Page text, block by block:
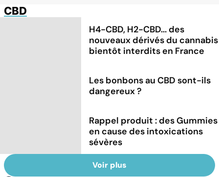
CBD
H4-CBD, H2-CBD... des
nouveaux dérivés du cannabis
bientôt interdits en France
Les bonbons au CBD sont-ils
dangereux ?
Rappel produit : des Gummies
en cause des intoxications
sévères
Voir plus